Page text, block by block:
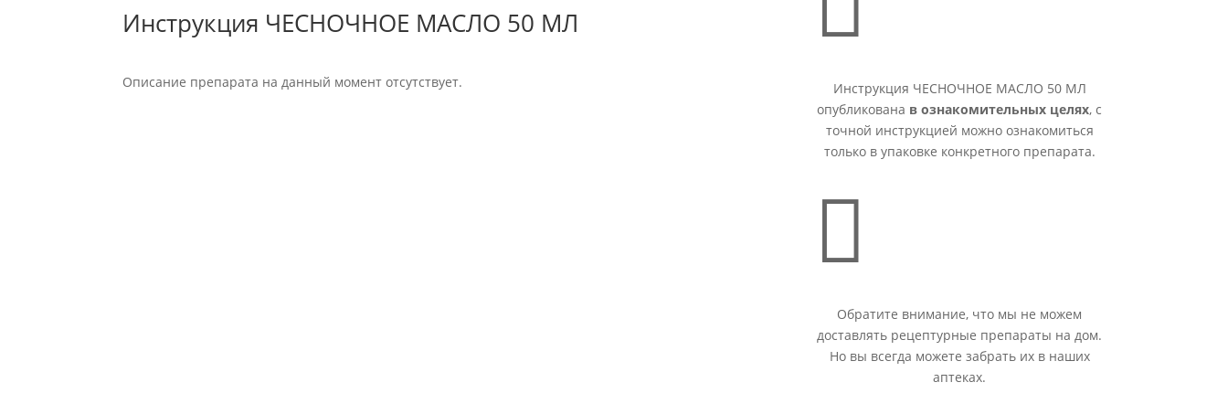
Инструкция ЧЕСНОЧНОЕ МАСЛО 50 МЛ
Описание препарата на данный момент отсутствует.
Инструкция ЧЕСНОЧНОЕ МАСЛО 50 МЛ
опубликована в ознакомительных целях, с
точной инструкцией можно ознакомиться
только в упаковке конкретного препарата.

Обратите внимание, что мы не можем
доставлять рецептурные препараты на дом.
Но вы всегда можете забрать их в наших
аптеках.